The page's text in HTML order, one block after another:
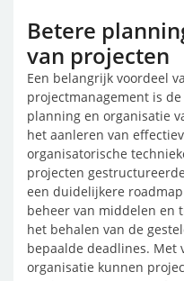
Betere
van projecten
Een belangrijk voordeel
projectmanagement is
planning en organisatie
het aanleren van
organisatorische
projecten
een duidelijkere
beheer van middelen en
het behalen van de
bepaalde deadlines. Met
organisatie kunnen